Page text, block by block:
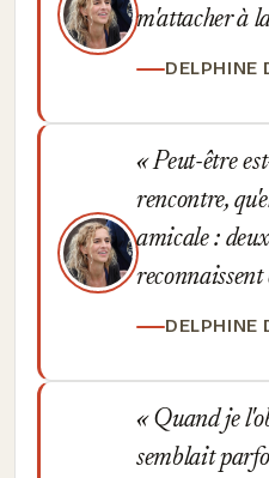
m'attacher à
DELPHINE
Peut-être
rencontre,
amicale :
DELPHINE
Quand je
semblait